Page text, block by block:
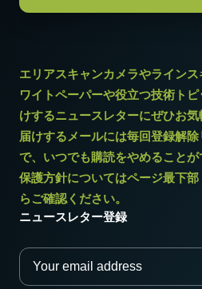
消費電力
動作温度 (周辺温度)
-5°C ～ +45°C
エリアスキャンカメラやライン
ワイトペーパーや役立つ技術ト
けするニュースレターにぜひお
届けするメールには毎回登録解
で、いつでも購読をやめること
保護方針についてはページ最下
らご確認ください。
ニュースレター登録